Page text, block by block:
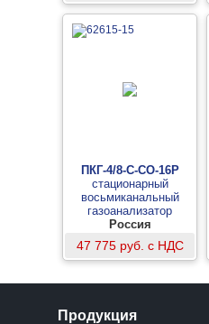
ПКГ-4/8-C-СО-16Р
стационарный
восьмиканальный
газоанализатор
монооксида углерода
(измерительный блок,
16 реле)
Россия
47 775 руб. с НДС
Продукция